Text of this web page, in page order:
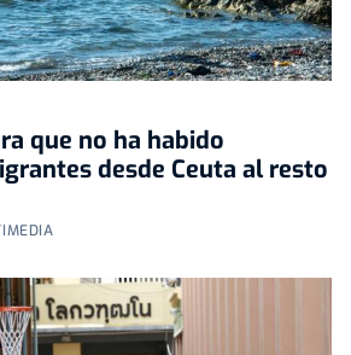
que no ha habido
desde Ceuta al resto